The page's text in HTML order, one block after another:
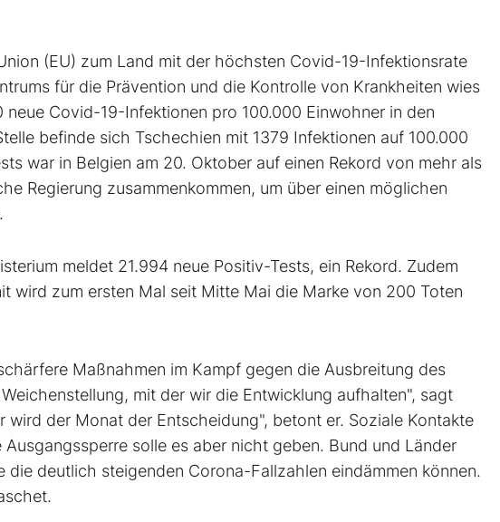
(EU) zum Land mit der höchsten Covid-19-Infektionsrate
für die Prävention und die Kontrolle von Krankheiten wies
Covid-19-Infektionen pro 100.000 Einwohner in den
befinde sich Tschechien mit 1379 Infektionen auf 100.000
war in Belgien am 20. Oktober auf einen Rekord von mehr als
Regierung zusammenkommen, um über einen möglichen
meldet 21.994 neue Positiv-Tests, ein Rekord. Zudem
wird zum ersten Mal seit Mitte Mai die Marke von 200 Toten
Maßnahmen im Kampf gegen die Ausbreitung des
mit der wir die Entwicklung aufhalten", sagt
der Monat der Entscheidung", betont er. Soziale Kontakte
solle es aber nicht geben. Bund und Länder
deutlich steigenden Corona-Fallzahlen eindämmen können.